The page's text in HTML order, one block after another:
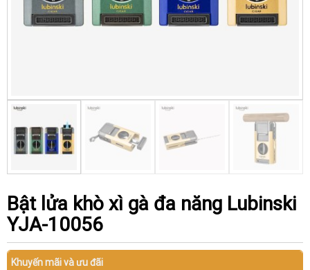
Bật lửa khò xì gà đa năng Lubinski
YJA-10056
Khuyến mãi và ưu đãi